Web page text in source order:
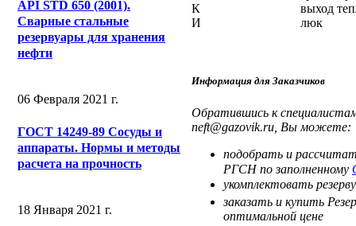
API STD 650 (2001).
Сварные стальные
резервуары для хранения
нефти
06 Февраля 2021 г.
ГОСТ 14249-89 Сосуды и
аппараты. Нормы и методы
расчета на прочность
18 Января 2021 г.
К
выход
И
люк
Информация для Заказчиков
Обратившись к
neft@gazovik.ru, Вы можете:
подобрать и
РГСН по заполненному
укомплектовать
заказать и купить
оптимальной цене